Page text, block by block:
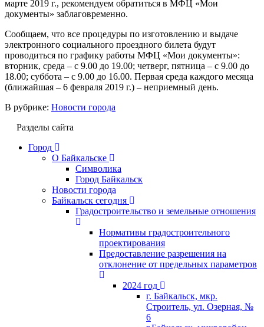
марте 2019 г., рекомендуем обратиться в МФЦ «Мои
документы» заблаговременно.
Сообщаем, что все процедуры по изготовлению и выдаче
электронного социального проездного билета будут
проводиться по графику работы МФЦ «Мои документы»:
вторник, среда – с 9.00 до 19.00; четверг, пятница – с 9.00 до
18.00; суббота – с 9.00 до 16.00. Первая среда каждого месяца
(ближайшая – 6 февраля 2019 г.) – неприемный день.
В рубрике: Новости города
Разделы сайта
Город
О Байкальске
Символика
Город Байкальск
Новости города
Байкальск сегодня
Градостроительство и земельные отношения
Нормативы градостроительного
проектирования
Предоставление разрешения на
отклонение от предельных параметров
2024 год
г. Байкальск, мкр.
Строитель, ул. Озерная, №
6